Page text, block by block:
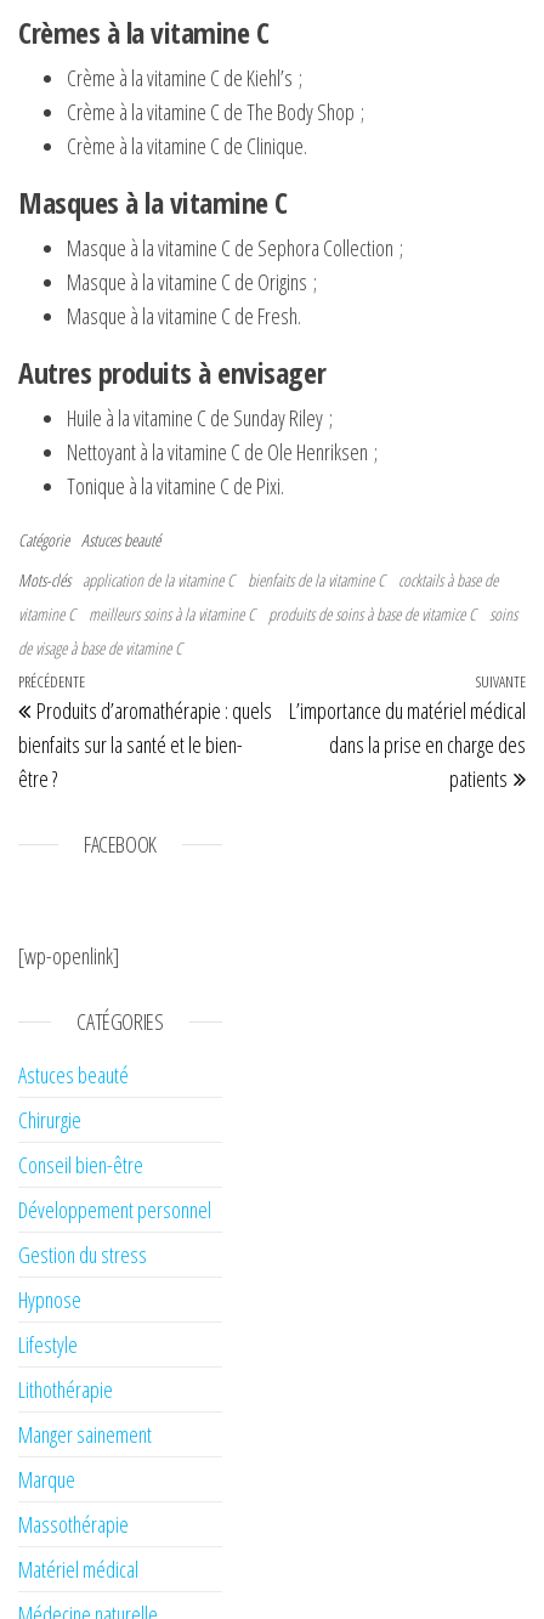
Crèmes à la vitamine C
Crème à la vitamine C de Kiehl’s ;
Crème à la vitamine C de The Body Shop ;
Crème à la vitamine C de Clinique.
Masques à la vitamine C
Masque à la vitamine C de Sephora Collection ;
Masque à la vitamine C de Origins ;
Masque à la vitamine C de Fresh.
Autres produits à envisager
Huile à la vitamine C de Sunday Riley ;
Nettoyant à la vitamine C de Ole Henriksen ;
Tonique à la vitamine C de Pixi.
Catégorie Astuces beauté
Mots-clés application de la vitamine C bienfaits de la vitamine C
cocktails à base de
vitamine C
meilleurs soins à la vitamine C produits de soins à base de vitamice C soins
de visage à base de vitamine C
Navigation de l’article
Article précédent
PRÉCÉDENTE
Produits d’aromathérapie : quels
bienfaits sur la santé et le bien-
être ?
SUIVANTE
L’importance du matériel médical
dans la prise en charge des
patients
FACEBOOK
[wp-openlink]
CATÉGORIES
Astuces beauté
Chirurgie
Conseil bien-être
Développement personnel
Gestion du stress
Hypnose
Lifestyle
Lithothérapie
Manger sainement
Marque
Massothérapie
Matériel médical